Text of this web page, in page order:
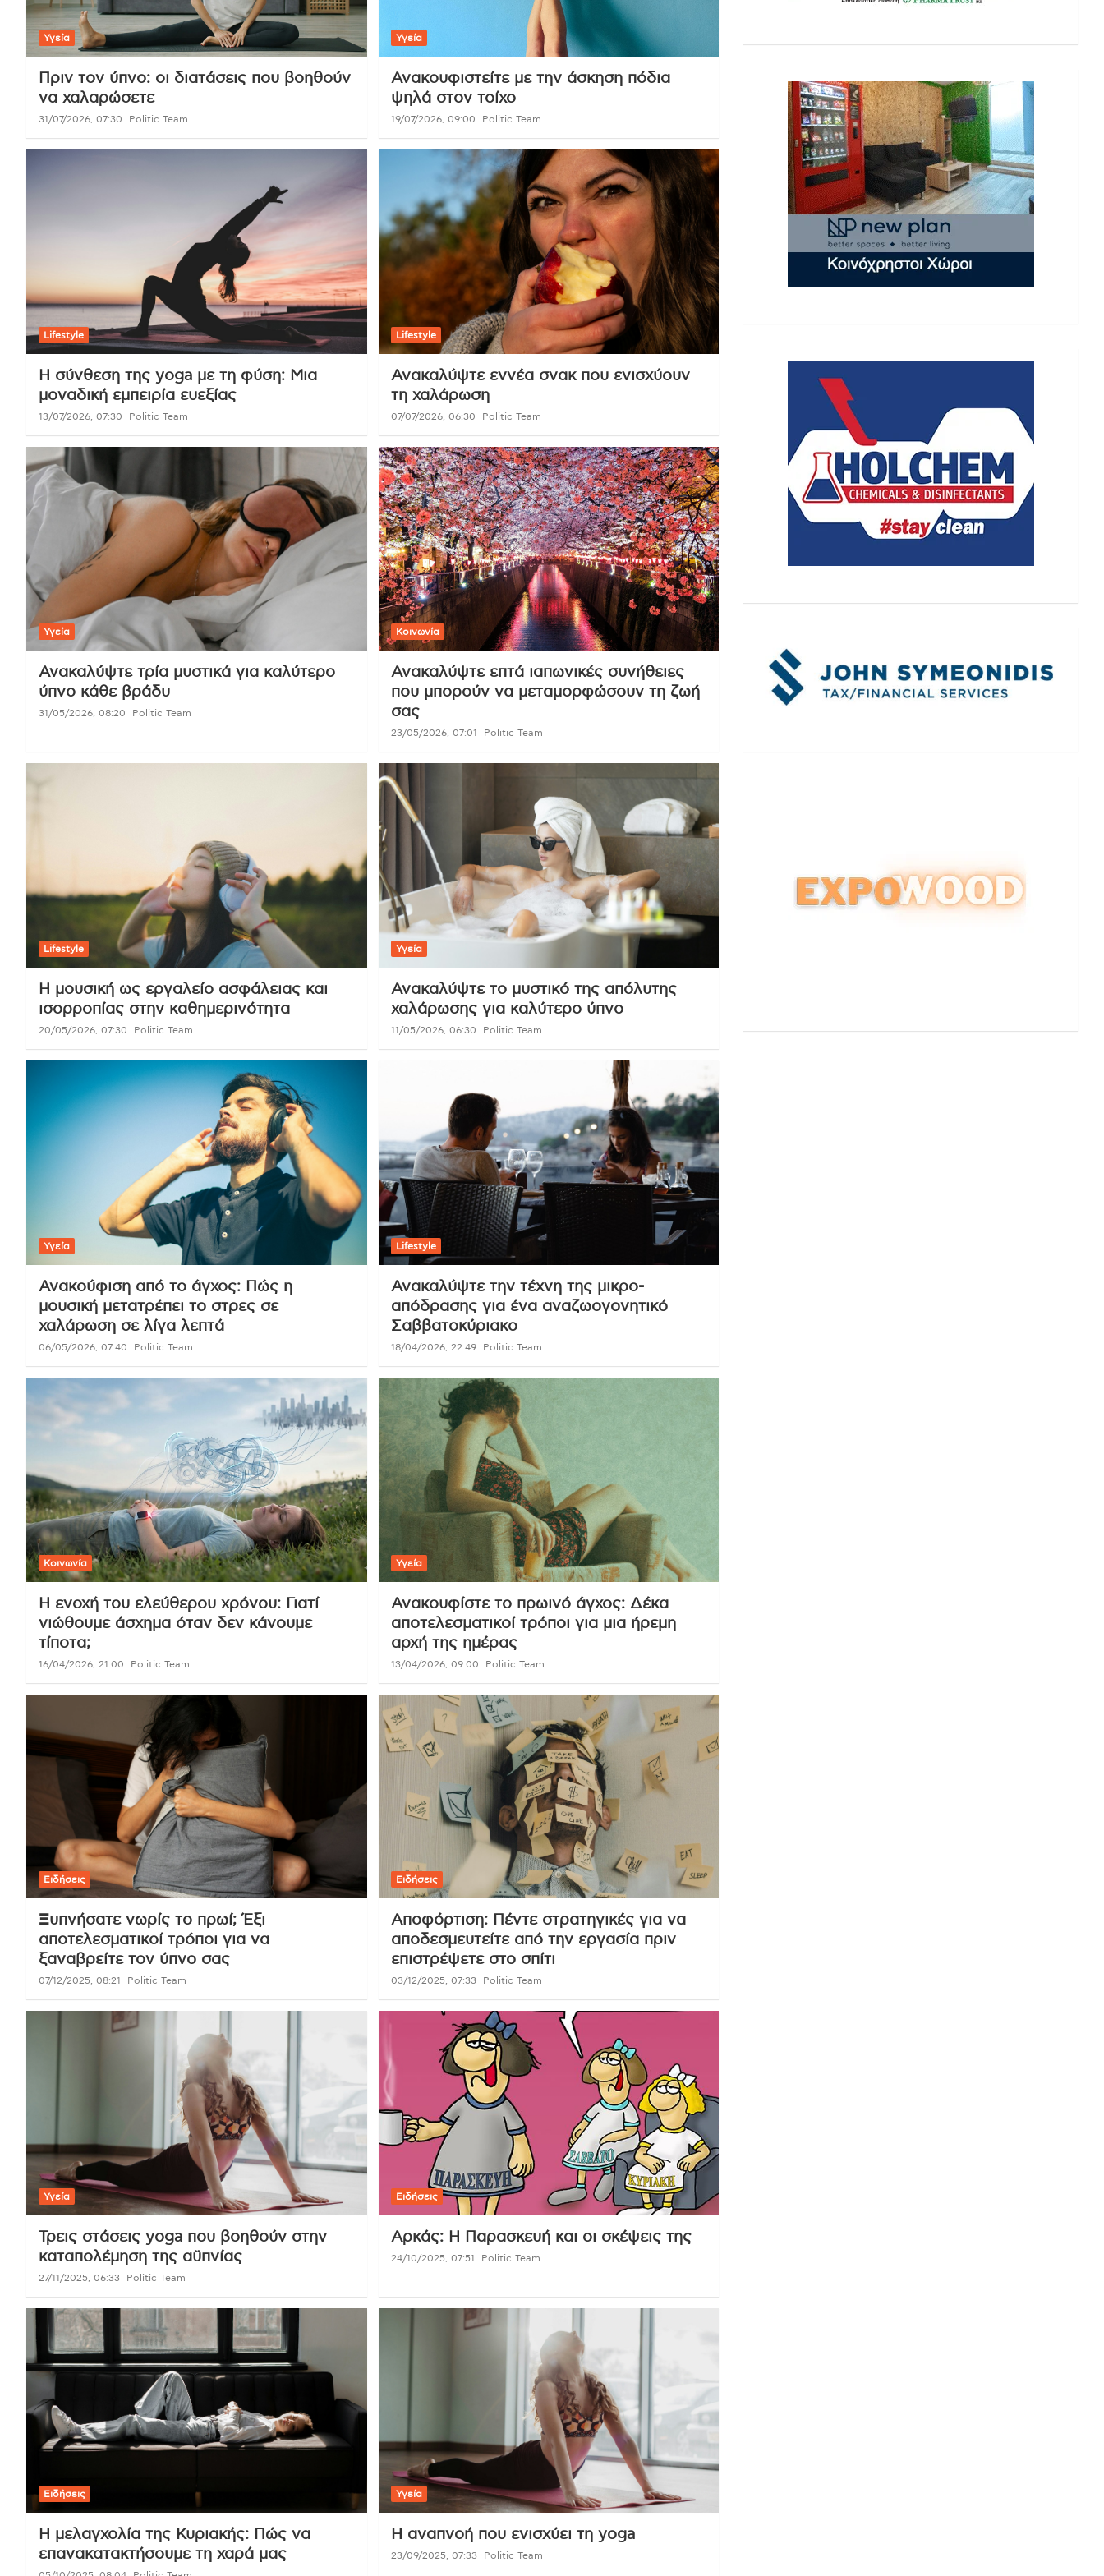
Υγεία
Πριν τον ύπνο: οι διατάσεις που βοηθούν
να χαλαρώσετε
31/07/2026, 07:30 Politic Team
Υγεία
Ανακουφιστείτε με την άσκηση πόδια
ψηλά στον τοίχο
19/07/2026, 09:00 Politic Team
Lifestyle
Η σύνθεση της yoga με τη φύση: Μια
μοναδική εμπειρία ευεξίας
13/07/2026, 07:30 Politic Team
Lifestyle
Ανακαλύψτε εννέα σνακ που ενισχύουν
τη χαλάρωση
07/07/2026, 06:30 Politic Team
Υγεία
Ανακαλύψτε τρία μυστικά για καλύτερο
ύπνο κάθε βράδυ
31/05/2026, 08:20 Politic Team
Κοινωνία
Ανακαλύψτε επτά ιαπωνικές συνήθειες
που μπορούν να μεταμορφώσουν τη ζωή
σας
23/05/2026, 07:01 Politic Team
Lifestyle
Η μουσική ως εργαλείο ασφάλειας και
ισορροπίας στην καθημερινότητα
20/05/2026, 07:30 Politic Team
Υγεία
Ανακαλύψτε το μυστικό της απόλυτης
χαλάρωσης για καλύτερο ύπνο
11/05/2026, 06:30 Politic Team
Υγεία
Ανακούφιση από το άγχος: Πώς η
μουσική μετατρέπει το στρες σε
χαλάρωση σε λίγα λεπτά
06/05/2026, 07:40 Politic Team
Lifestyle
Ανακαλύψτε την τέχνη της μικρο-
απόδρασης για ένα αναζωογονητικό
Σαββατοκύριακο
18/04/2026, 22:49 Politic Team
Κοινωνία
Η ενοχή του ελεύθερου χρόνου: Γιατί
νιώθουμε άσχημα όταν δεν κάνουμε
τίποτα;
16/04/2026, 21:00 Politic Team
Υγεία
Ανακουφίστε το πρωινό άγχος: Δέκα
αποτελεσματικοί τρόποι για μια ήρεμη
αρχή της ημέρας
13/04/2026, 09:00 Politic Team
Ειδήσεις
Ξυπνήσατε νωρίς το πρωί; Έξι
αποτελεσματικοί τρόποι για να
ξαναβρείτε τον ύπνο σας
07/12/2025, 08:21 Politic Team
Ειδήσεις
Αποφόρτιση: Πέντε στρατηγικές για να
αποδεσμευτείτε από την εργασία πριν
επιστρέψετε στο σπίτι
03/12/2025, 07:33 Politic Team
Υγεία
Τρεις στάσεις yoga που βοηθούν στην
καταπολέμηση της αϋπνίας
27/11/2025, 06:33 Politic Team
Ειδήσεις
Αρκάς: Η Παρασκευή και οι σκέψεις της
24/10/2025, 07:51 Politic Team
Ειδήσεις
Η μελαγχολία της Κυριακής: Πώς να
επανακατακτήσουμε τη χαρά μας
Υγεία
Η αναπνοή που ενισχύει τη yoga
23/09/2025, 07:33 Politic Team